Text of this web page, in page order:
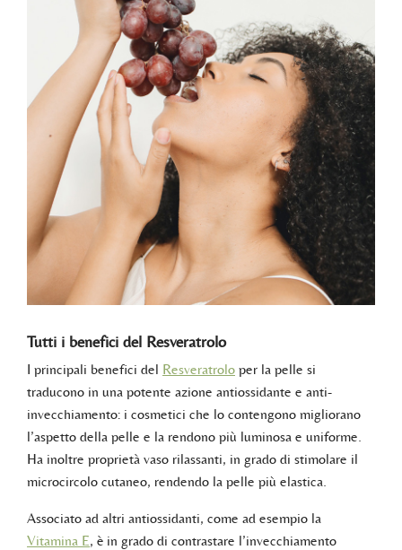
Tutti i benefici del Resveratrolo
I principali benefici del Resveratrolo per la pelle si
traducono in una potente azione antiossidante e anti-
invecchiamento: i cosmetici che lo contengono migliorano
l’aspetto della pelle e la rendono più luminosa e uniforme.
Ha inoltre proprietà vaso rilassanti, in grado di stimolare il
microcircolo cutaneo, rendendo la pelle più elastica.
Associato ad altri antiossidanti, come ad esempio la
Vitamina E, è in grado di contrastare l’invecchiamento